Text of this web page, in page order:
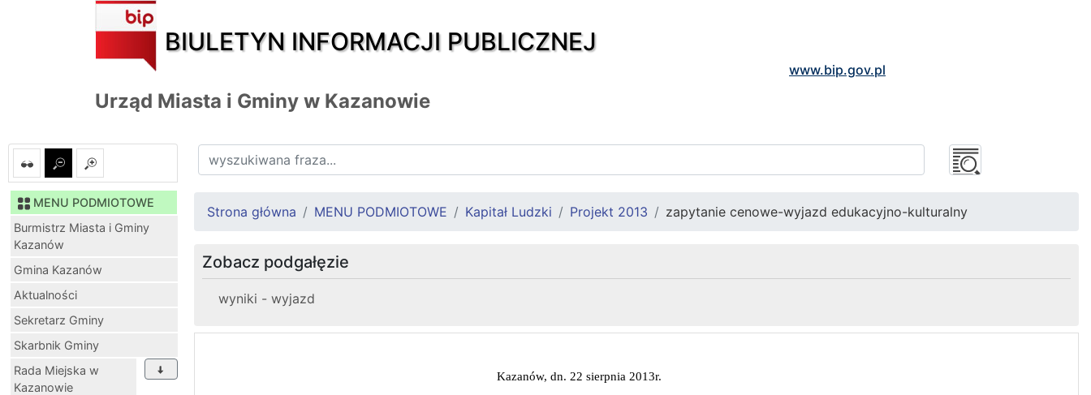
BIULETYN INFORMACJI PUBLICZNEJ
www.bip.gov.pl
Urząd Miasta i Gminy w Kazanowie
MENU PODMIOTOWE
Burmistrz Miasta i Gminy
Kazanów
Gmina Kazanów
Aktualności
Sekretarz Gminy
Skarbnik Gminy
Rada Miejska w
Kazanowie
Strona główna MENU PODMIOTOWE Kapitał Ludzki Projekt 2013 zapytanie cenowe-wyjazd edukacyjno-kulturalny
Zobacz podgałęzie
wyniki - wyjazd
Kazanów, dn. 22 sierpnia 2013r.